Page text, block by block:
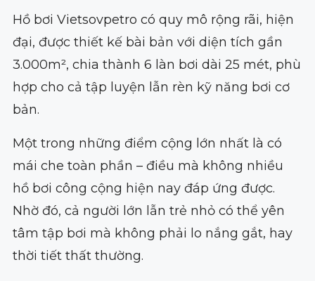
Hồ bơi Vietsovpetro có quy mô rộng rãi, hiện
đại, được thiết kế bài bản với diện tích gần
3.000m², chia thành 6 làn bơi dài 25 mét, phù
hợp cho cả tập luyện lẫn rèn kỹ năng bơi cơ
bản.
Một trong những điểm cộng lớn nhất là có
mái che toàn phần – điều mà không nhiều
hồ bơi công cộng hiện nay đáp ứng được.
Nhờ đó, cả người lớn lẫn trẻ nhỏ có thể yên
tâm tập bơi mà không phải lo nắng gắt, hay
thời tiết thất thường.